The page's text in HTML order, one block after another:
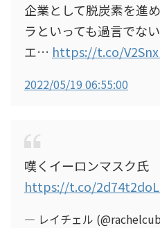
企業として脱炭素を進
ラといっても過言でな
エ… https://t.co/
2022/05/19 06:55:00
嘆くイーロンマスク氏
https://t.co/
— レイチェル